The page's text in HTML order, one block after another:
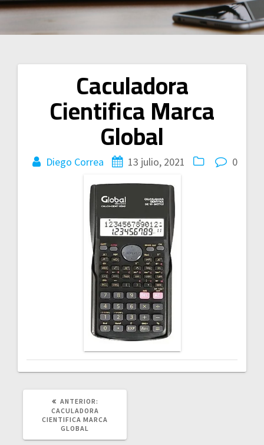
Caculadora
Cientifica Marca
Global
Diego Correa 13 julio, 2021 0
Navegación
entradas
ANTERIOR:
ANTERIOR:
CACULADORA
CIENTIFICA MARCA
GLOBAL